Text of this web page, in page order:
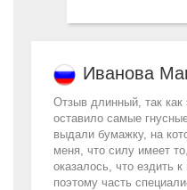
Иванова
Отзыв длинный, так
оставило самые
выдали бумажку, на
меня, что силу имеет
оказалось, что ездить
поэтому часть